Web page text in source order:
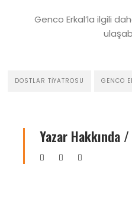
Genco Erkal’la ilgili
DOSTLAR TIYATROSU GENCO
Yazar Hakkında /